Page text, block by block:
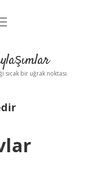
sıcak bir uğrak noktası.